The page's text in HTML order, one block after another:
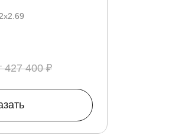
427 400 ₽